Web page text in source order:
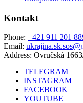
Kontakt
Phone: +421 911 201
Email:
Address: Ovručská
TELEGRAM
INSTAGRAM
FACEBOOK
YOUTUBE